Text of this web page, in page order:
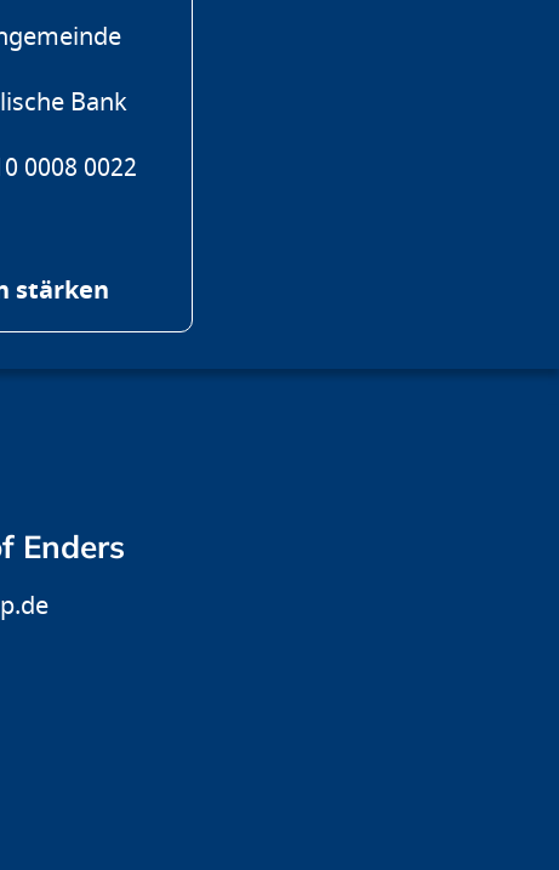
Bank
0008 0022
stärken
Enders